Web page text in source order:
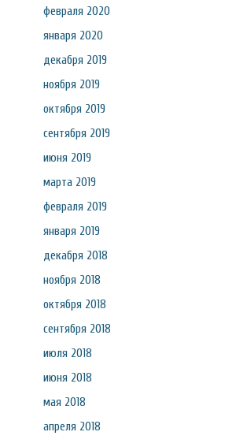
февраля 2020
января 2020
декабря 2019
ноября 2019
октября 2019
сентября 2019
июня 2019
марта 2019
февраля 2019
января 2019
декабря 2018
ноября 2018
октября 2018
сентября 2018
июля 2018
июня 2018
мая 2018
апреля 2018